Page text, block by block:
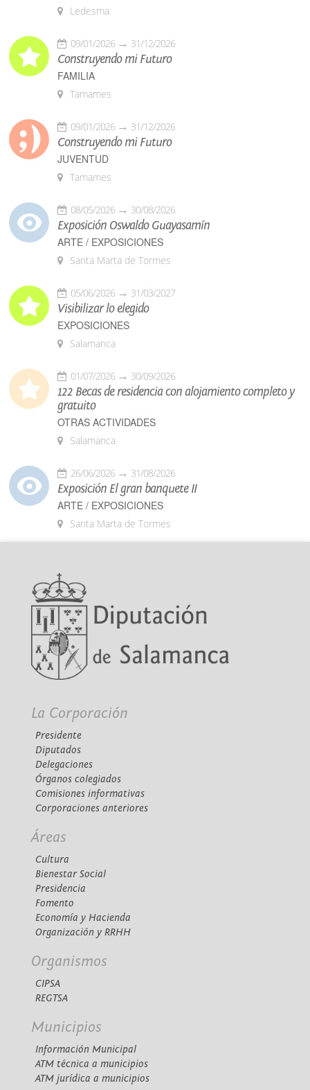
Ledesma
09/01/2026 31/12/2026
Construyendo mi Futuro
FAMILIA
Tamames
09/01/2026 31/12/2026
Construyendo mi Futuro
JUVENTUD
Tamames
08/05/2026 30/08/2026
Exposición Oswaldo Guayasamín
ARTE / EXPOSICIONES
Santa Marta de Tormes
05/06/2026 31/03/2027
Visibilizar lo elegido
EXPOSICIONES
Salamanca
01/07/2026 30/09/2026
122 Becas de residencia con alojamiento completo y
gratuito
OTRAS ACTIVIDADES
Salamanca
26/06/2026 31/08/2026
Exposición El gran banquete II
ARTE / EXPOSICIONES
Santa Marta de Tormes
La Corporación
Presidente
Diputados
Delegaciones
Órganos colegiados
Comisiones informativas
Corporaciones anteriores
Áreas
Cultura
Bienestar Social
Presidencia
Fomento
Economía y Hacienda
Organización y RRHH
Organismos
CIPSA
REGTSA
Municipios
Información Municipal
ATM técnica a municipios
ATM jurídica a municipios